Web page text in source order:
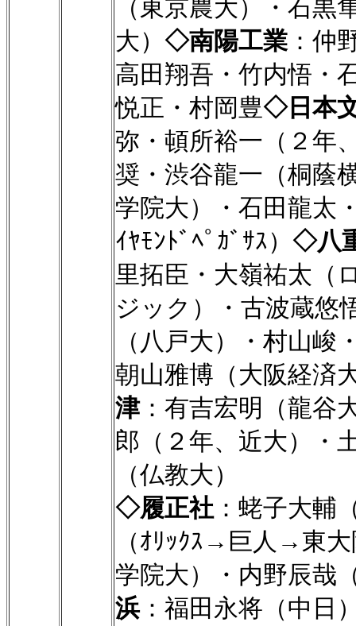
（東京農大）・石
大） ◇南陽工業 ：仲
高田翔吾・竹内悟・
悦正・村岡豊◇日本
弥・頓所裕一（２年
奨・渋谷龍一（桐蔭
学院大）・石田龍太
ｲﾔﾓﾝﾄﾞﾍﾟｶﾞｻｽ） ◇八
里拓臣・大嶺祐太（
ジック）・古波蔵悠
（八戸大）・村山
朝山雅博（大阪経済
津：有吉宏明（龍谷
郎（２年、近大）・
（仏教大）
◇履正社 ：蛯子大輔
（ｵﾘｯｸｽ→巨人→東
学院大）・内野辰哉
浜：福田永将（中日